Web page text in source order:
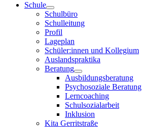
AltonaSchule
Schulbüro
Schulleitung
Profil
Lageplan
Schüler:innen und Kollegium
Auslandspraktika
Beratung
Ausbildungsberatung
Psychosoziale Beratung
Lerncoaching
Schulsozialarbeit
Inklusion
Kita Gerritstraße